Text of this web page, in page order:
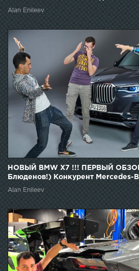
PHANTOM!
Alan Enileev
НОВЫЙ BMW X7 !!! ПЕРВЫЙ ОБЗОР
Блюденов!) Конкурент Mercedes-
Alan Enileev